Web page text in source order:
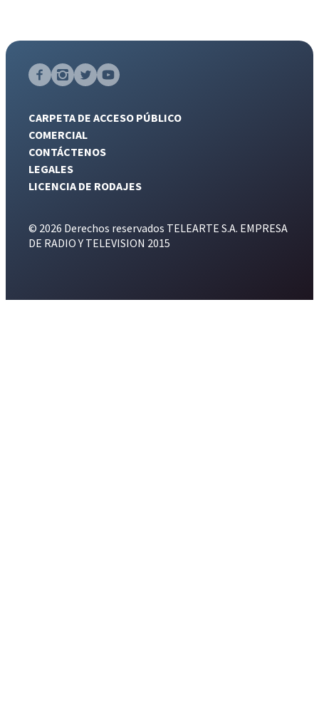
CARPETA DE ACCESO PÚBLICO
COMERCIAL
CONTÁCTENOS
LEGALES
LICENCIA DE RODAJES
© 2026 Derechos reservados TELEARTE S.A. EMPRESA
DE RADIO Y TELEVISION 2015